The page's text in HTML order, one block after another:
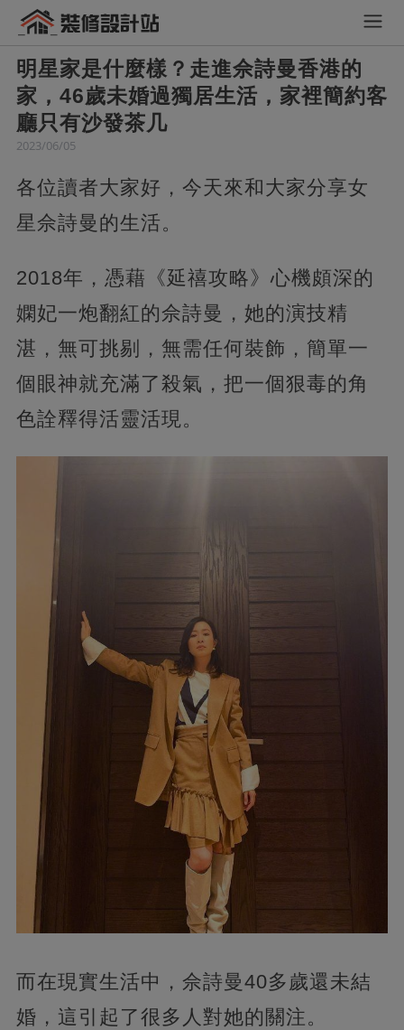
明星家是什麼樣？走進佘詩曼香港的
家，46歲未婚過獨居生活，家裡簡約客
廳只有沙發茶几
2023/06/05
各位讀者大家好，今天來和大家分享女
星佘詩曼的生活。
2018年，憑藉《延禧攻略》心機頗深的
嫻妃一炮翻紅的佘詩曼，她的演技精
湛，無可挑剔，無需任何裝飾，簡單一
個眼神就充滿了殺氣，把一個狠毒的角
色詮釋得活靈活現。
而在現實生活中，佘詩曼40多歲還未結
婚，這引起了很多人對她的關注。